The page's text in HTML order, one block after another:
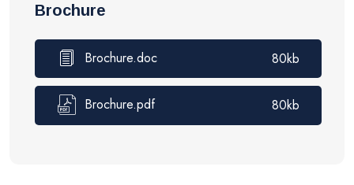
Brochure
Brochure.doc 80kb
Brochure.pdf 80kb